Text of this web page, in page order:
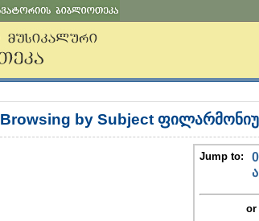
Browsing by Subject
Jump to:
ა
or